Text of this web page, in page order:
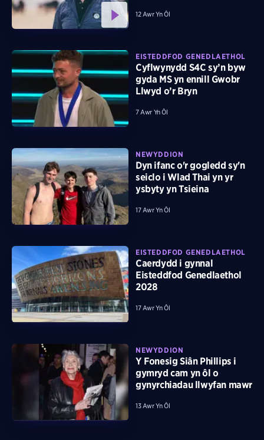
12 Awr Yn Ôl
EISTEDDFOD GENEDLAETHOL
Cyflwynydd S4C sy’n byw
gyda MS yn ennill Gwobr
Llwyd o’r Bryn
7 Awr Yn Ôl
NEWYDDION
Dyn ifanc o'r gogledd sy'n
seiclo i Wlad Thai yn yr
ysbyty yn Tsieina
17 Awr Yn Ôl
EISTEDDFOD GENEDLAETHOL
Caerdydd i gynnal
Eisteddfod Genedlaethol
2028
17 Awr Yn Ôl
NEWYDDION
Y Fonesig Siân Phillips i
gymryd cam yn ôl o
gynyrchiadau llwyfan mawr
13 Awr Yn Ôl